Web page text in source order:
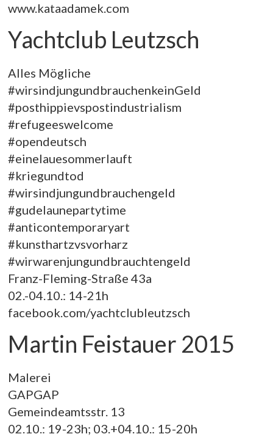
www.kataadamek.com
Yachtclub Leutzsch
Alles Mögliche
#wirsindjungundbrauchenkeinGeld
#posthippievspostindustrialism
#refugeeswelcome
#opendeutsch
#einelauesommerlauft
#kriegundtod
#wirsindjungundbrauchengeld
#gudelaunepartytime
#anticontemporaryart
#kunsthartzvsvorharz
#wirwarenjungundbrauchtengeld
Franz-Fleming-Straße 43a
02.-04.10.: 14-21h
facebook.com/yachtclubleutzsch
Martin Feistauer 2015
Malerei
GAPGAP
Gemeindeamtsstr. 13
02.10.: 19-23h; 03.+04.10.: 15-20h